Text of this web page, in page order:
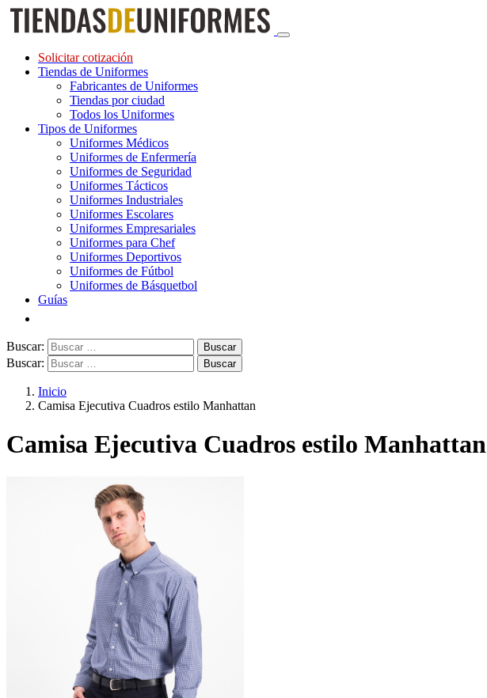
Solicitar cotización
Tiendas de Uniformes
Fabricantes de Uniformes
Tiendas por ciudad
Todos los Uniformes
Tipos de Uniformes
Uniformes Médicos
Uniformes de Enfermería
Uniformes de Seguridad
Uniformes Tácticos
Uniformes Industriales
Uniformes Escolares
Uniformes Empresariales
Uniformes para Chef
Uniformes Deportivos
Uniformes de Fútbol
Uniformes de Básquetbol
Guías
Buscar:
Buscar:
Inicio
Camisa Ejecutiva Cuadros estilo Manhattan
Camisa Ejecutiva Cuadros estilo Manhattan